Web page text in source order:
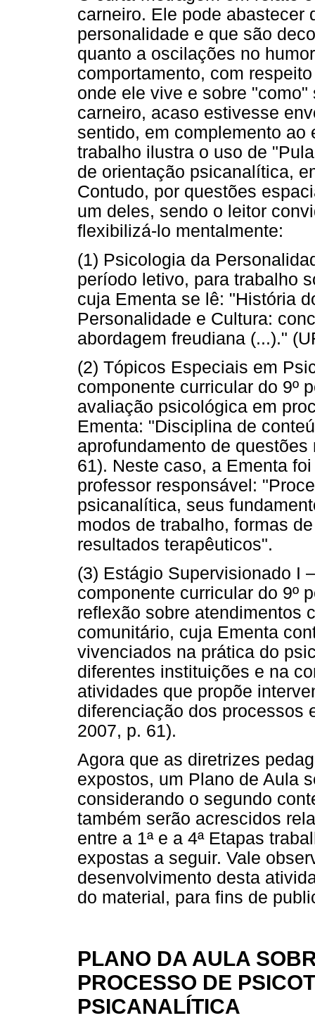
carneiro. Ele pode abastecer
personalidade e que são
quanto a oscilações no
comportamento, com
onde ele vive e sobre
carneiro, acaso estivesse
sentido, em complemento
trabalho ilustra o uso de
de orientação psicanalítica,
Contudo, por questões
um deles, sendo o leitor
flexibilizá-lo mentalmente:
(1) Psicologia da
período letivo, para trabalho
cuja Ementa se lê: "História
Personalidade e Cultura:
abordagem freudiana (...)."
(2) Tópicos Especiais em
componente curricular do 9º
avaliação psicológica em
Ementa: "Disciplina de
aprofundamento de
61). Neste caso, a Ementa
professor responsável:
psicanalítica, seus
modos de trabalho, formas
resultados terapêuticos".
(3) Estágio Supervisionado I
componente curricular do 9º
reflexão sobre atendimentos
comunitário, cuja Ementa
vivenciados na prática do
diferentes instituições e na
atividades que propõe
diferenciação dos processos
2007, p. 61).
Agora que as diretrizes
expostos, um Plano de Aula
considerando o segundo
também serão acrescidos
entre a 1ª e a 4ª Etapas
expostas a seguir. Vale
desenvolvimento desta
do material, para fins de
PLANO DA AULA
PROCESSO DE
PSICANALÍTICA